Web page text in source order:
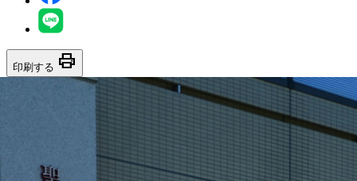
印刷する print